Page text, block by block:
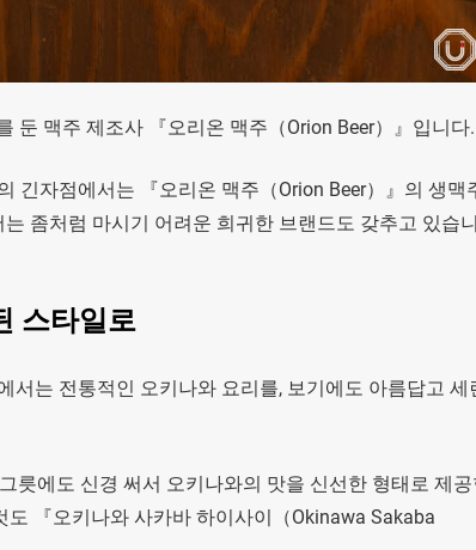
둔 맥주 제조사 『오리온 맥주（Orion Beer）』입니다.
긴자점에서는 『오리온 맥주（Orion Beer）』의 생맥
좀처럼 마시기 어려운 희귀한 브랜드도 갖추고 있습
스타일로
서는 전통적인 오키나와 요리를, 보기에도 아름답고 세
릇에도 신경 써서 오키나와의 맛을 신선한 형태로 제
『오키나와 사카바 하이사이（Okinawa Sakaba